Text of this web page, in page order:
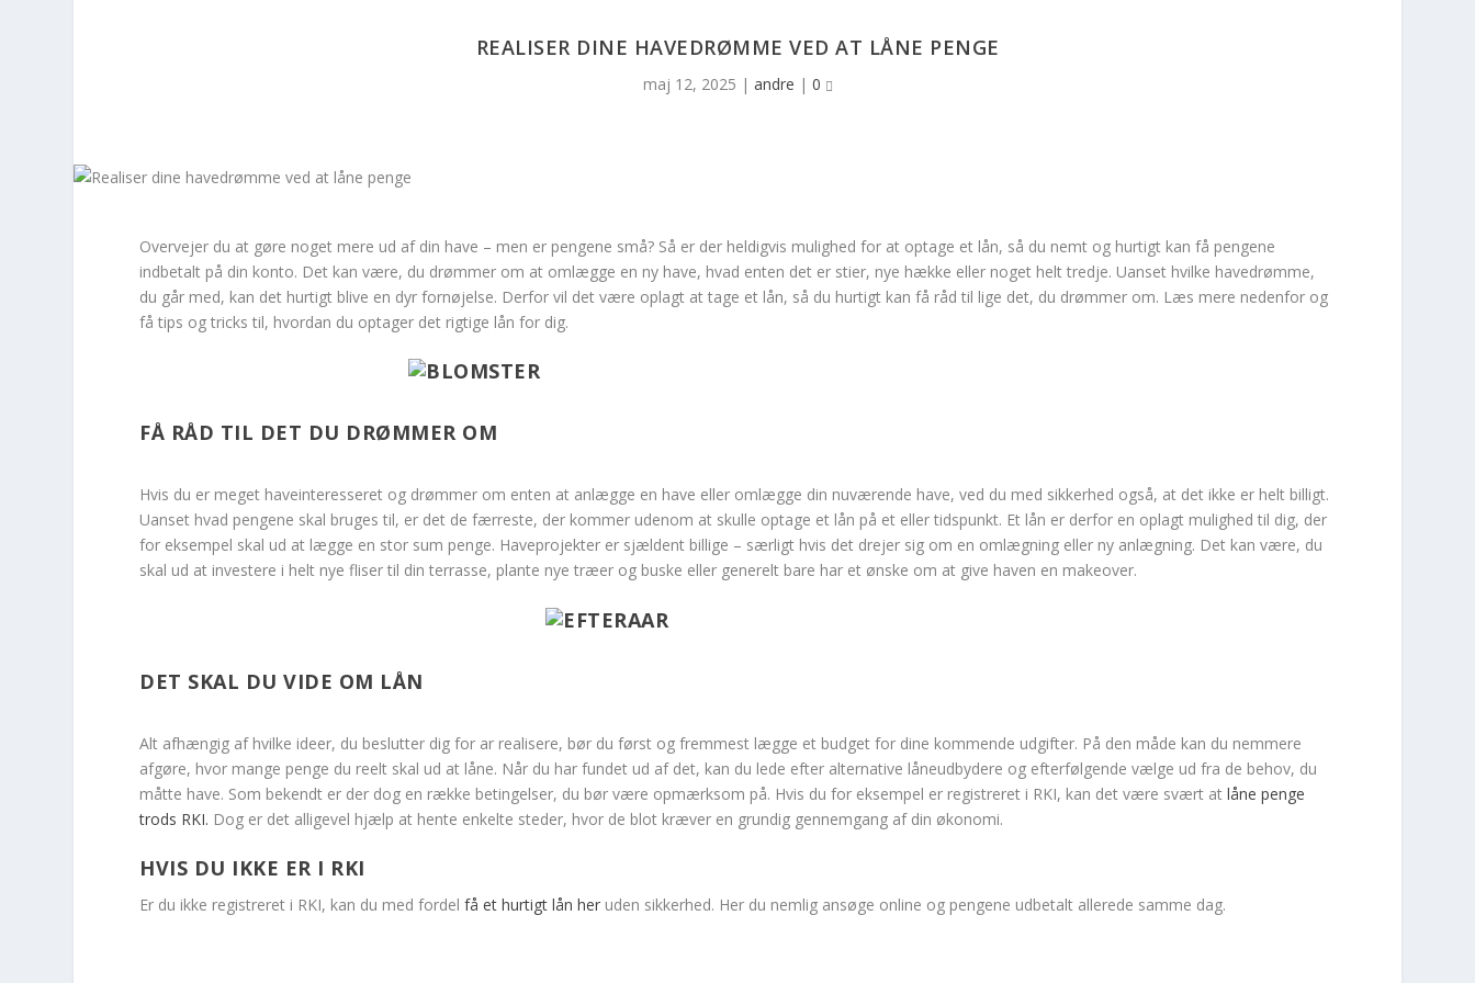
REALISER DINE HAVEDRØMME VED AT LÅNE PENGE
maj 12, 2025 | andre | 0
Overvejer du at gøre noget mere ud af din have – men er pengene små? Så er der heldigvis mulighed for at optage et lån, så du nemt og hurtigt kan få pengene
indbetalt på din konto. Det kan være, du drømmer om at omlægge en ny have, hvad enten det er stier, nye hække eller noget helt tredje. Uanset hvilke havedrømme,
du går med, kan det hurtigt blive en dyr fornøjelse. Derfor vil det være oplagt at tage et lån, så du hurtigt kan få råd til lige det, du drømmer om. Læs mere nedenfor og
få tips og tricks til, hvordan du optager det rigtige lån for dig.
FÅ RÅD TIL DET DU DRØMMER OM
Hvis du er meget haveinteresseret og drømmer om enten at anlægge en have eller omlægge din nuværende have, ved du med sikkerhed også, at det ikke er helt billigt.
Uanset hvad pengene skal bruges til, er det de færreste, der kommer udenom at skulle optage et lån på et eller tidspunkt. Et lån er derfor en oplagt mulighed til dig, der
for eksempel skal ud at lægge en stor sum penge. Haveprojekter er sjældent billige – særligt hvis det drejer sig om en omlægning eller ny anlægning. Det kan være, du
skal ud at investere i helt nye fliser til din terrasse, plante nye træer og buske eller generelt bare har et ønske om at give haven en makeover.
DET SKAL DU VIDE OM LÅN
Alt afhængig af hvilke ideer, du beslutter dig for ar realisere, bør du først og fremmest lægge et budget for dine kommende udgifter. På den måde kan du nemmere
afgøre, hvor mange penge du reelt skal ud at låne. Når du har fundet ud af det, kan du lede efter alternative låneudbydere og efterfølgende vælge ud fra de behov, du
måtte have. Som bekendt er der dog en række betingelser, du bør være opmærksom på. Hvis du for eksempel er registreret i RKI, kan det være svært atlåne penge
trods RKI. Dog er det alligevel hjælp at hente enkelte steder, hvor de blot kræver en grundig gennemgang af din økonomi.
HVIS DU IKKE ER I RKI
Er du ikke registreret i RKI, kan du med fordelfå et hurtigt lån her uden sikkerhed. Her du nemlig ansøge online og pengene udbetalt allerede samme dag.